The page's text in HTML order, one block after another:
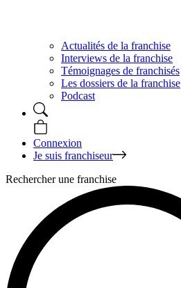
Actualités de la franchise
Interviews de la franchise
Témoignages de franchisés
Les dossiers de la franchise
Podcast
Connexion
Je suis franchiseur
Rechercher une franchise